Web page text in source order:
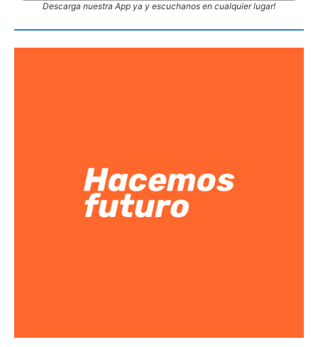
Descarga nuestra App ya y escuchanos en cualquier lugar!